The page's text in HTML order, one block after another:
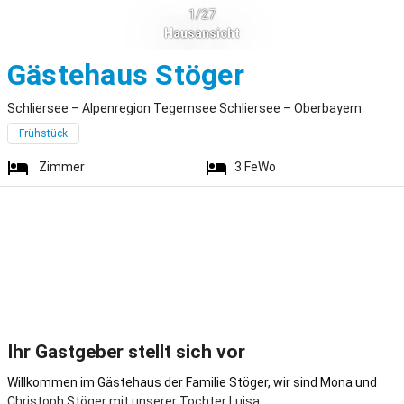
1/27
Hausansicht
Gästehaus StögerSchliersee
Schliersee – Alpenregion Tegernsee Schliersee – Oberbayern
Frühstück
Zimmer 3 FeWo
Ihr Gastgeber stellt sich vor
Willkommen im Gästehaus der Familie Stöger, wir sind Mona und